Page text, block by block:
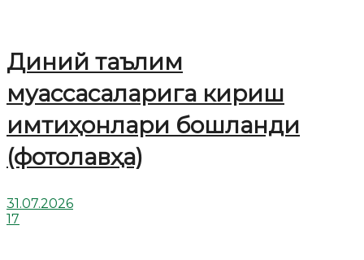
Диний таълим
муассасаларига кириш
имтиҳонлари бошланди
(фотолавҳа)
31.07.2026
17